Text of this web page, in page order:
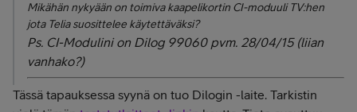
Mikähän nykyään on toimiva kaapelikortin CI-moduuli TV:hen
jota Telia suosittelee käytettäväksi?
Ps. CI-Modulini on Dilog 99060 pvm. 28/04/15 (liian
vanhako?)
Tässä tapauksessa syynä on tuo Dilogin -laite. Tarkistin